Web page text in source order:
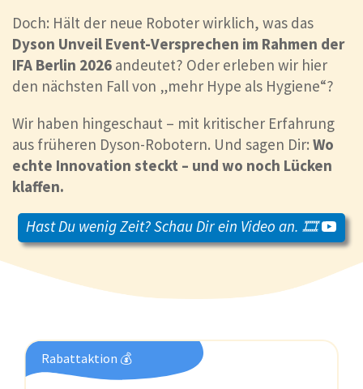
Doch: Hält der neue Roboter wirklich, was das
Dyson Unveil Event-Versprechen im Rahmen der
IFA Berlin 2026 andeutet? Oder erleben wir hier
den nächsten Fall von „mehr Hype als Hygiene“?
Wir haben hingeschaut – mit kritischer Erfahrung
aus früheren Dyson-Robotern. Und sagen Dir: Wo
echte Innovation steckt – und wo noch Lücken
klaffen.
Hast Du wenig Zeit? Schau Dir ein Video an. 🎞️
Rabattaktion 💰